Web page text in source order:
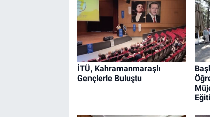
İTÜ, Kahramanmaraşlı
Gençlerle Buluştu